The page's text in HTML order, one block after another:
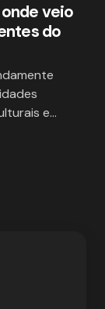
veio
do
e…